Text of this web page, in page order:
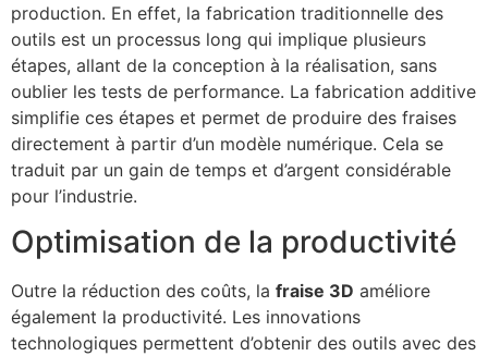
production. En effet, la fabrication traditionnelle des
outils est un processus long qui implique plusieurs
étapes, allant de la conception à la réalisation, sans
oublier les tests de performance. La fabrication additive
simplifie ces étapes et permet de produire des fraises
directement à partir d’un modèle numérique. Cela se
traduit par un gain de temps et d’argent considérable
pour l’industrie.
Optimisation de la productivité
Outre la réduction des coûts, la fraise 3D améliore
également la productivité. Les innovations
technologiques permettent d’obtenir des outils avec des